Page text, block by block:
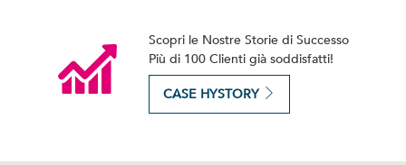
Scopri le Nostre Storie di Successo
Più di 100 Clienti già soddisfatti!
CASE HYSTORY